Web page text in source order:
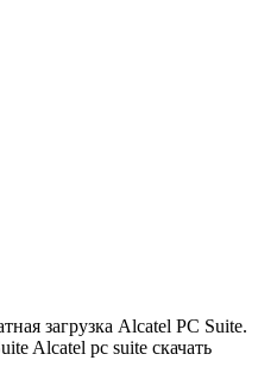
загрузка Alcatel PC Suite.
Alcatel pc suite скачать